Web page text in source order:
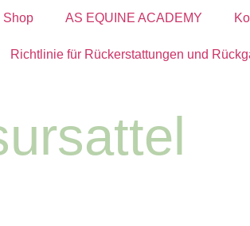
Shop AS EQUINE ACADEMY
Richtlinie für Rückerstattungen und